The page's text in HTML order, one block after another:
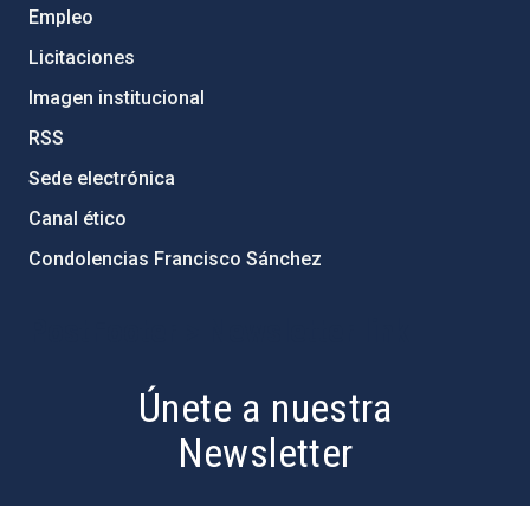
Empleo
Licitaciones
Imagen institucional
RSS
Sede electrónica
Canal ético
Condolencias Francisco Sánchez
Únete a nuestra
Newsletter